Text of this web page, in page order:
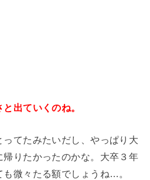
出ていくのね。
てたみたいだし、やっぱり大
りたかったのかな。大卒３年
も微々たる額でしょうね…。